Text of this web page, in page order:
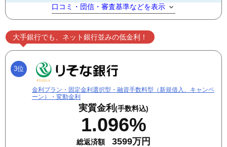
口コミ・団信・審査基準などを表示
大手銀行でも、ネット銀行並みの低金利！
3位
金利プラン・固定金利選択型・融資手数料型（新規借入、キャンペ
ーン）・変動金利
実質金利 (手数料込)
1.096%
総返済額 3599万円